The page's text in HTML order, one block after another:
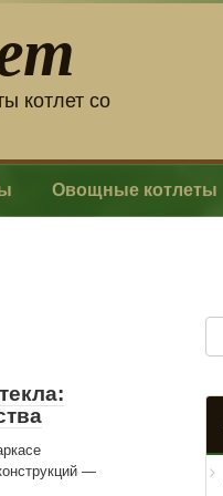
котлет со
Овощные котлеты
—